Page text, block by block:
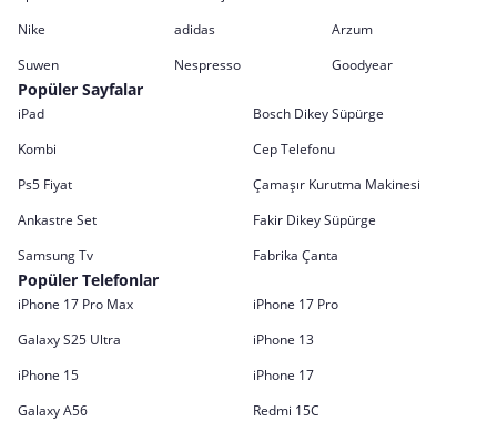
Nike
adidas
Arzum
Suwen
Nespresso Goodyear
Popüler Sayfalar
iPad
Bosch Dikey Süpürge
Kombi
Cep Telefonu
Ps5 Fiyat
Çamaşır Kurutma Makinesi
Ankastre Set
Fakir Dikey Süpürge
Samsung Tv
Fabrika Çanta
Popüler Telefonlar
iPhone 17 Pro Max
iPhone 17 Pro
Galaxy S25 Ultra
iPhone 13
iPhone 15
iPhone 17
Galaxy A56
Redmi 15C